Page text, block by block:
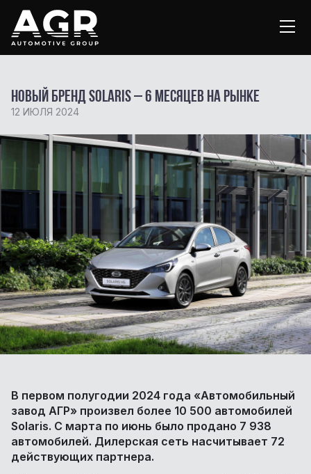
Новый бренд Solaris – 6 месяцев на рынке
12 ИЮЛЯ 2024
В первом полугодии 2024 года «Автомобильный
завод АГР» произвел более 10 500 автомобилей
Solaris. С марта по июнь было продано 7 938
автомобилей. Дилерская сеть насчитывает 72
действующих партнера.